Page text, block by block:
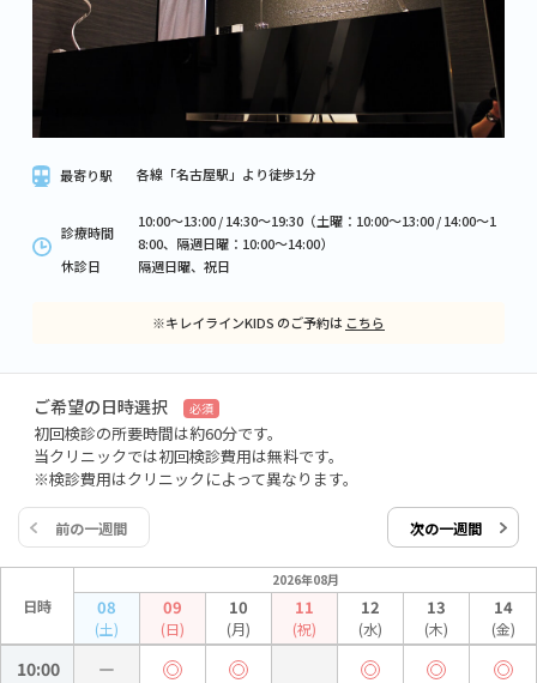
最寄り駅 各線「名古屋駅」より徒歩1分
診療時間
10:00～13:00 / 14:30～19:30（土曜：10:00～13:00 / 14:00～1
8:00、隔週日曜：10:00～14:00）
休診日
隔週日曜、祝日
※キレイラインKIDS のご予約は こちら
ご希望の日時選択 必須
初回検診の所要時間は約60分です。
当クリニックでは初回検診費用は無料です。
※検診費用はクリニックによって異なります。
前の一週間 次の一週間
日時
2026年08月
08
(土)
09
(日)
10
(月)
11
(祝)
12
(水)
13
(木)
14
(金)
10:00